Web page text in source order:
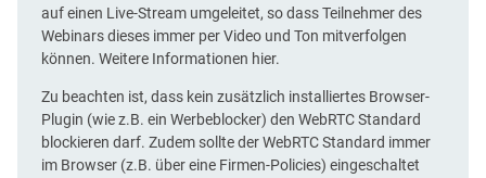
auf einen Live-Stream umgeleitet, so dass Teilnehmer des
Webinars dieses immer per Video und Ton mitverfolgen
können. Weitere Informationen hier.
Zu beachten ist, dass kein zusätzlich installiertes Browser-
Plugin (wie z.B. ein Werbeblocker) den WebRTC Standard
blockieren darf. Zudem sollte der WebRTC Standard immer
im Browser (z.B. über eine Firmen-Policies) eingeschaltet